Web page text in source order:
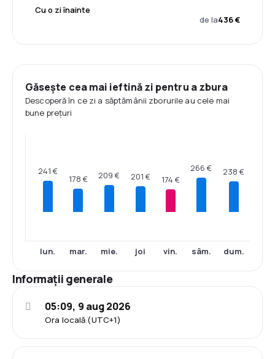
Cu o zi înainte
de la436 €
Găsește cea mai ieftină zi pentru a zbura
Descoperă în ce zi a săptămânii zborurile au cele mai
bune prețuri
241 €
lun.
178 €
mar.
209 €
mie.
201 €
joi
174 €
vin.
266 €
sâm.
238 €
dum.
Informații generale
Ora locală (UTC+1)
05:09, 9 aug 2026